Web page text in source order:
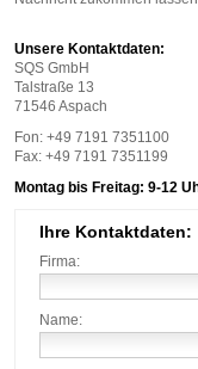
Unsere Kontaktdaten:
SQS GmbH
Talstraße 13
71546 Aspach
Fon: +49 7191 7351100
Fax: +49 7191 7351199
Montag bis Freitag: 9-12
Ihre Kontaktdaten:
Firma:
Name: